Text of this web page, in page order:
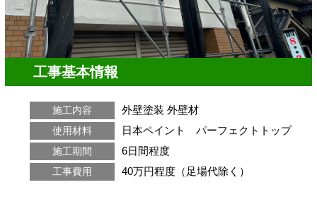
工事基本情報
施工内容 外壁塗装 外壁材
使用材料 日本ペイント パーフェクトトップ
施工期間 6日間程度
工事費用 40万円程度（足場代除く）